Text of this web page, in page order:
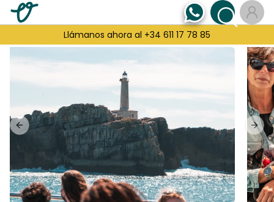
Llámanos ahora al +34 611 17 78 85
Previous slide